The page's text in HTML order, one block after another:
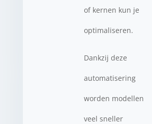
of kernen kun je
optimaliseren.
Dankzij deze
automatisering
worden modellen
veel sneller